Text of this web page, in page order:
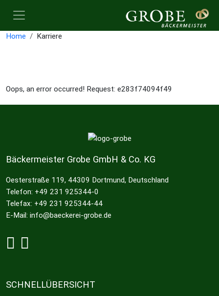
Home Karriere
Oops, an error occurred! Request: e283f74094f49
Bäckermeister Grobe GmbH & Co. KG
Oesterstraße 119, 44309 Dortmund, Deutschland
Telefon: +49 231 925344-0
Telefax: +49 231 925344-44
E-Mail: info@baeckerei-grobe.de
Grobe bei Facebook
SCHNELLÜBERSICHT